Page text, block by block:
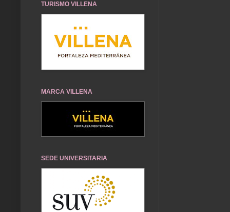
TURISMO VILLENA
MARCA VILLENA
SEDE UNIVERSITARIA